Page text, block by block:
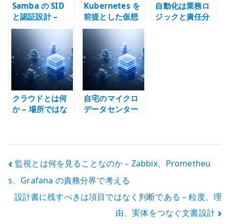
Samba の SID
と認証設計 –
LDAP、
UID/GID、SMB
認証の責務を分
ける
Kubernetes を
前提とした仮想
化アーキテクチ
ャ – VM とコン
テナの責務を分
ける
自動化は業務ロ
ジックと責任分
クラウドとは何
か – 場所ではな
自宅のマイクロ
データセンター
投
稿
ナ
監視とは何を見ることなのか – Zabbix、Prometheu
s、Grafana の責務分界で考える
設計書に残すべきは項目ではなく判断である – 粒度、理
由、実体をつなぐ文書設計